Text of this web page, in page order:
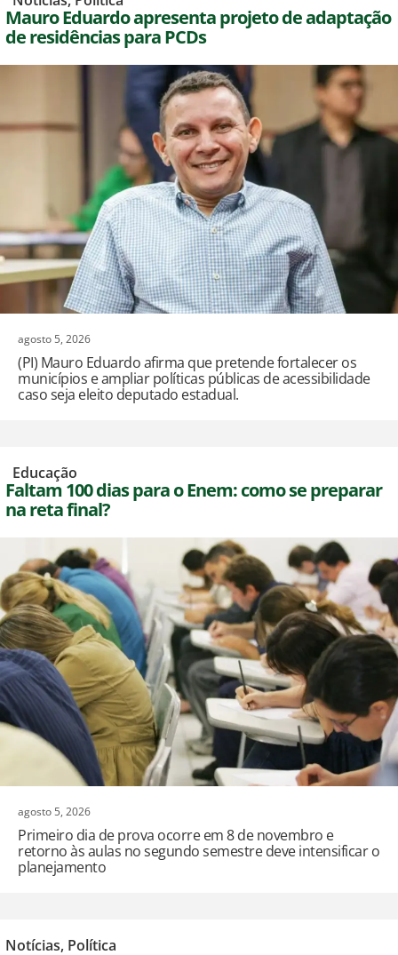
Mauro Eduardo apresenta projeto de adaptação
de residências para PCDs
agosto 5, 2026
(PI) Mauro Eduardo afirma que pretende fortalecer os
municípios e ampliar políticas públicas de acessibilidade
caso seja eleito deputado estadual.
Educação
Faltam 100 dias para o Enem: como se preparar
na reta final?
agosto 5, 2026
Primeiro dia de prova ocorre em 8 de novembro e
retorno às aulas no segundo semestre deve intensificar o
planejamento
Notícias, Política